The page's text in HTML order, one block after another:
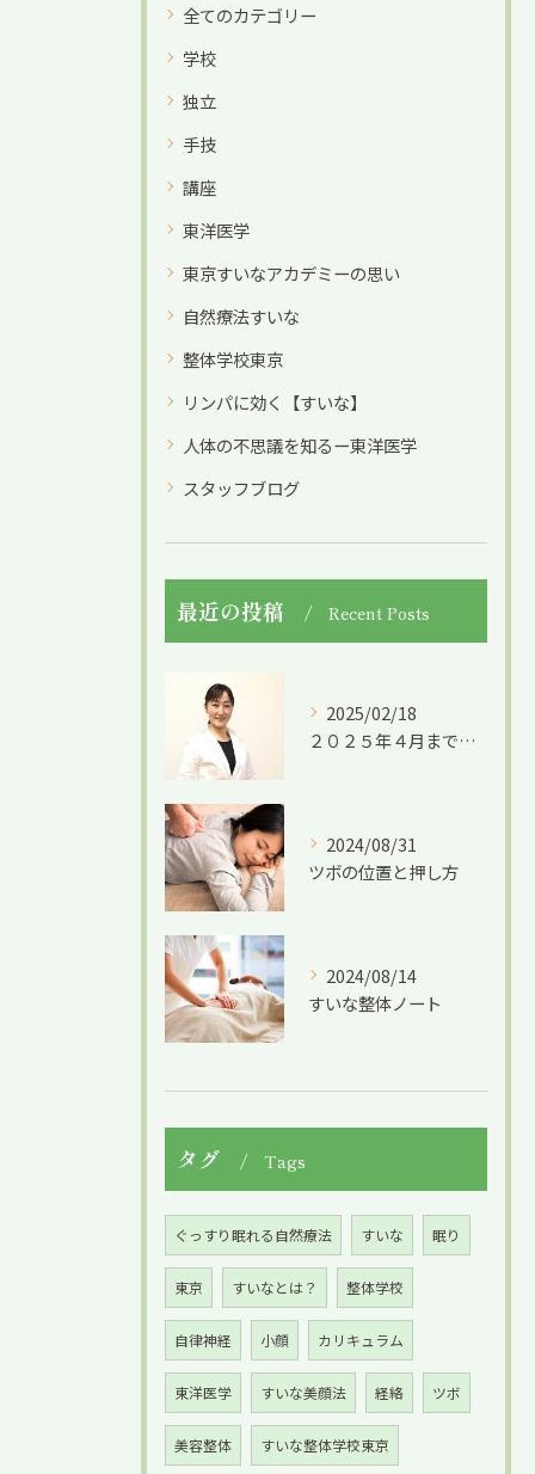
全てのカテゴリー
学校
独立
手技
講座
東洋医学
東京すいなアカデミーの思い
自然療法すいな
整体学校東京
リンパに効く【すいな】
人体の不思議を知るー東洋医学
スタッフブログ
最近の投稿 Recent Posts
2025/02/18
２０２５年４月までの限定募集です。
2024/08/31
ツボの位置と押し方
2024/08/14
すいな整体ノート
タグ Tags
ぐっすり眠れる自然療法 すいな 眠り
東京 すいなとは？ 整体学校
自律神経 小顔 カリキュラム
東洋医学 すいな美顔法 経絡 ツボ
美容整体 すいな整体学校東京